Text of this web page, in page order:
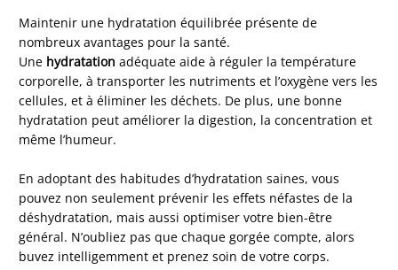
Maintenir une hydratation équilibrée présente de
nombreux avantages pour la santé.
Une hydratation adéquate aide à réguler la température
corporelle, à transporter les nutriments et l’oxygène vers les
cellules, et à éliminer les déchets. De plus, une bonne
hydratation peut améliorer la digestion, la concentration et
même l’humeur.
En adoptant des habitudes d’hydratation saines, vous
pouvez non seulement prévenir les effets néfastes de la
déshydratation, mais aussi optimiser votre bien-être
général. N’oubliez pas que chaque gorgée compte, alors
buvez intelligemment et prenez soin de votre corps.